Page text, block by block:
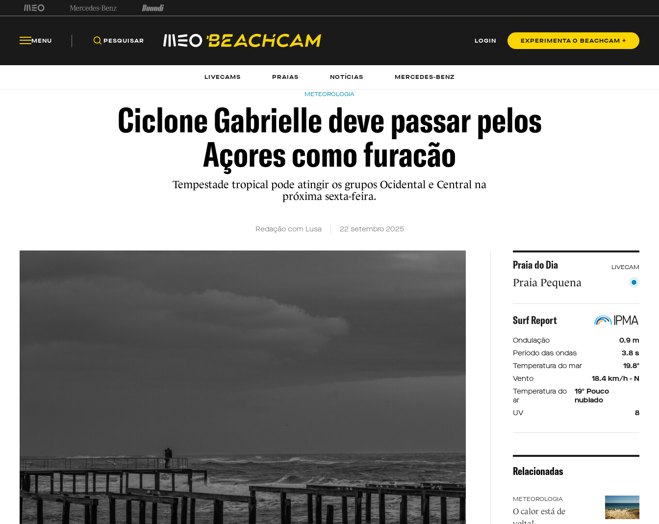
MENU PESQUISAR LOGIN EXPERIMENTA O BEACHCAM +
LIVECAMS PRAIAS NOTÍCIAS MERCEDES-BENZ
METEOROLOGIA
Ciclone Gabrielle deve passar pelos
Açores como furacão
Tempestade tropical pode atingir os grupos Ocidental e Central na
próxima sexta-feira.
Redação com Lusa 22 setembro 2025
Praia do Dia LIVECAM
Praia Pequena
Surf Report
Ondulação
0.9 m
Período das ondas
3.8 s
Temperatura do mar
19.8º
Vento
18.4 km/h - N
Temperatura do
ar
19º Pouco
nublado
UV
8
Relacionadas
METEOROLOGIA
O calor está de